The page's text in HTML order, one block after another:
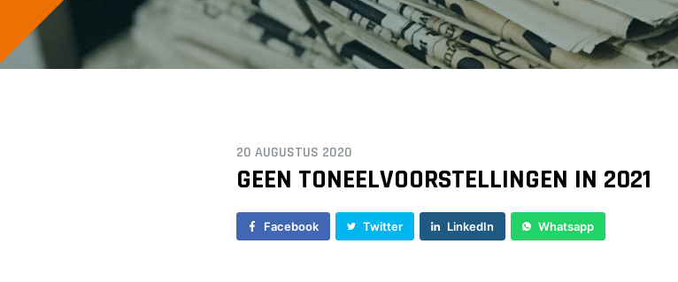
20 AUGUSTUS 2020
GEEN TONEELVOORSTELLINGEN IN 2021
Facebook Twitter LinkedIn Whatsapp